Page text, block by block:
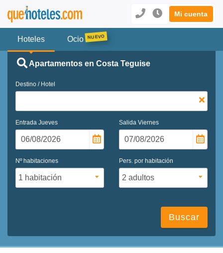
Mi cuenta
Hoteles Ocio
Apartamentos en Costa Teguise
Destino / Hotel
Entrada Jueves Salida Viernes
Nº habitaciones Pers. por habitación
Buscar